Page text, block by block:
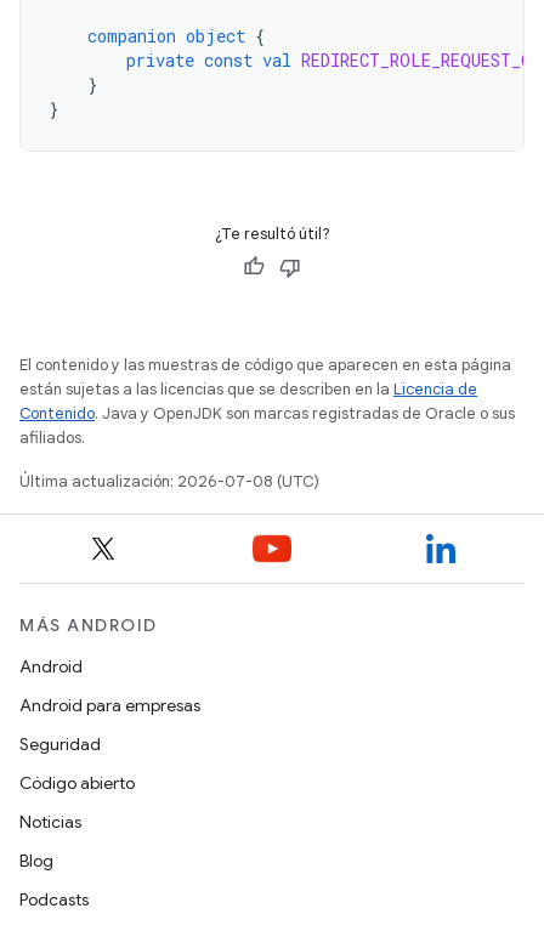
companion object {
private const val
}
}
¿Te resultó útil?
El contenido y las muestras de código que aparecen en esta página
están sujetas a las licencias que se describen en la Licencia de
Contenido. Java y OpenJDK son marcas registradas de Oracle o sus
afiliados.
Última actualización: 2026-07-08 (UTC)
MÁS ANDROID
Android
Android para empresas
Seguridad
Código abierto
Noticias
Blog
Podcasts